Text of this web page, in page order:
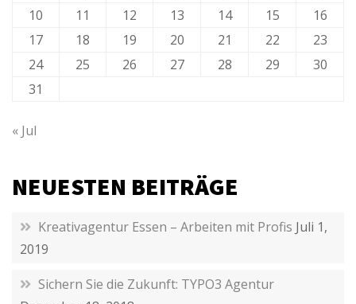
10
11 12 13 14 15
16
17
18 19 20 21 22
23
24
25 26 27 28 29
30
31
« Jul
NEUESTEN BEITRÄGE
Kreativagentur Essen – Arbeiten mit Profis Juli 1,
2019
Sichern Sie die Zukunft: TYPO3 Agentur